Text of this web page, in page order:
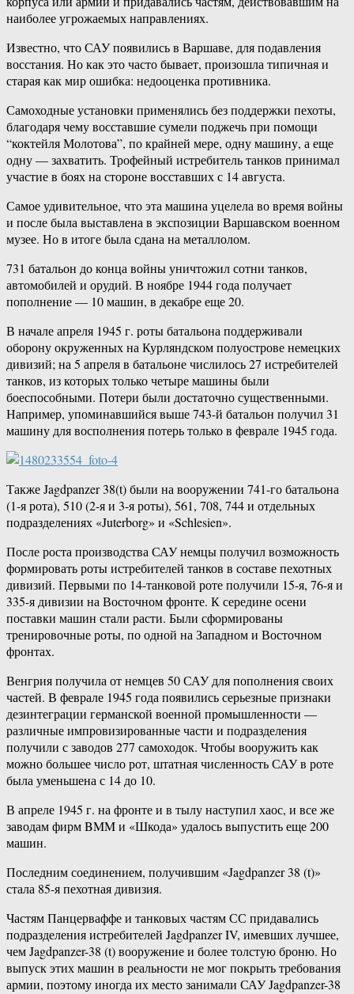
наиболее угрожаемых направлениях.
Известно, что САУ появились в Варшаве, для подавления
восстания. Но как это часто бывает, произошла типичная и
старая как мир ошибка: недооценка противника.
Самоходные установки применялись без поддержки пехоты,
благодаря чему восставшие сумели поджечь при помощи
“коктейля Молотова”, по крайней мере, одну машину, а еще
одну — захватить. Трофейный истребитель танков принимал
участие в боях на стороне восставших с 14 августа.
Самое удивительное, что эта машина уцелела во время войны
и после была выставлена в экспозиции Варшавском военном
музее. Но в итоге была сдана на металлолом.
731 батальон до конца войны уничтожил сотни танков,
автомобилей и орудий. В ноябре 1944 года получает
пополнение — 10 машин, в декабре еще 20.
В начале апреля 1945 г. роты батальона поддерживали
оборону окруженных на Курляндском полуострове немецких
дивизий; на 5 апреля в батальоне числилось 27 истребителей
танков, из которых только четыре машины были
боеспособными. Потери были достаточно существенными.
Например, упоминавшийся выше 743-й батальон получил 31
машину для восполнения потерь только в феврале 1945 года.
Также Jagdpanzer 38(t) были на вооружении 741-го батальона
(1-я рота), 510 (2-я и 3-я роты), 561, 708, 744 и отдельных
подразделениях «Juterborg» и «Schlesien».
После роста производства САУ немцы получил возможность
формировать роты истребителей танков в составе пехотных
дивизий. Первыми по 14-танковой роте получили 15-я, 76-я и
335-я дивизии на Восточном фронте. К середине осени
поставки машин стали расти. Были сформированы
тренировочные роты, по одной на Западном и Восточном
фронтах.
Венгрия получила от немцев 50 САУ для пополнения своих
частей. В феврале 1945 года появились серьезные признаки
дезинтеграции германской военной промышленности —
различные импровизированные части и подразделения
получили с заводов 277 самоходок. Чтобы вооружить как
можно большее число рот, штатная численность САУ в роте
была уменьшена с 14 до 10.
В апреле 1945 г. на фронте и в тылу наступил хаос, и все же
заводам фирм BMM и «Шкода» удалось выпустить еще 200
машин.
Последним соединением, получившим «Jagdpanzer 38 (t)»
стала 85-я пехотная дивизия.
Частям Панцерваффе и танковых частям СС придавались
подразделения истребителей Jagdpanzer IV, имевших лучшее,
чем Jagdpanzer-38 (t) вооружение и более толстую броню. Но
выпуск этих машин в реальности не мог покрыть требования
армии, поэтому иногда их место занимали САУ Jagdpanzer-38